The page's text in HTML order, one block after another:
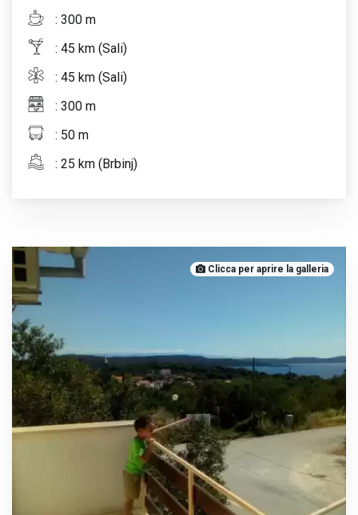
: 300 m
: 45 km (Sali)
: 45 km (Sali)
: 300 m
: 50 m
: 25 km (Brbinj)
Clicca per aprire la galleria